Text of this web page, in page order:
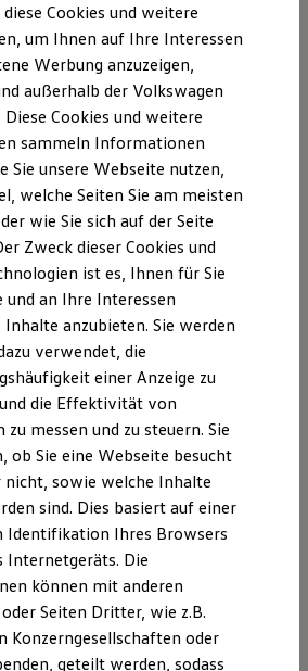
finden
Förderung
Konnektivität
Software 6
Versionen und Updates
Extras
zu Ihrem ID.
und R Experience
entdecken
Kollektion
Fahrens
VolkswagenWerksführung
zur Entwicklung von
Steigerung der allgemeinen
zustimmen und Innovation
Verbesserung der
Car2X
für die Nutzung der mobilen
VolkswagenAG (Car‑Net ,
Connect )
für die Nutzung der mobilen
Volkswagen AG (VW Connect
Touaregab Modelljahr 2024
für die Nutzung der mobilen
VolkswagenAG(We Connect
der „ID. Familie“
Cookies und weitere
um Ihnen auf Ihre Interessen
Werbung anzuzeigen,
außerhalb der Volkswagen
Cookies und weitere
sammeln Informationen
Sie unsere Webseite nutzen,
welche Seiten Sie am meisten
wie Sie sich auf der Seite
Zweck dieser Cookies und
ist es, Ihnen für Sie
und an Ihre Interessen
Inhalte anzubieten. Sie werden
verwendet, die
einer Anzeige zu
die Effektivität von
zu messen und zu steuern. Sie
ob Sie eine Webseite besucht
nicht, sowie welche Inhalte
sind. Dies basiert auf einer
Identifikation Ihres Browsers
Internetgeräts. Die
können mit anderen
Seiten Dritter, wie z.B.
Konzerngesellschaften oder
geteilt werden, sodass